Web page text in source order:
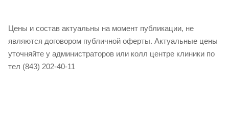
Цены и состав актуальны на момент публикации, не
являются договором публичной оферты. Актуальные цены
уточняйте у администраторов или колл центре клиники по
тел (843) 202-40-11